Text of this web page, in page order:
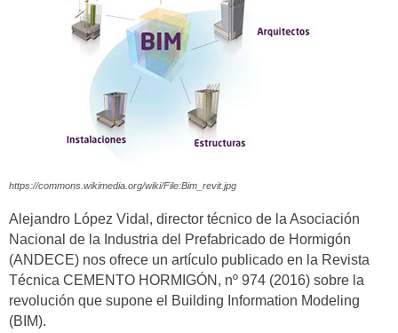
https://commons.wikimedia.org/wiki/File:Bim_revit.jpg
Alejandro López Vidal, director técnico de la Asociación
Nacional de la Industria del Prefabricado de Hormigón
(ANDECE) nos ofrece un artículo publicado en la Revista
Técnica CEMENTO HORMIGÓN, nº 974 (2016) sobre la
revolución que supone el Building Information Modeling
(BIM).